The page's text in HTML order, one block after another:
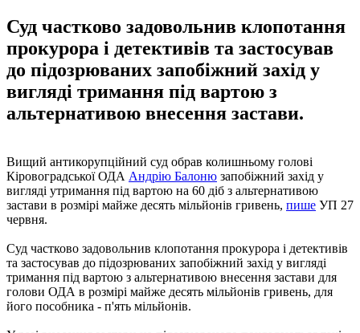
Суд частково задовольнив клопотання
прокурора і детективів та застосував
до підозрюваних запобіжний захід у
вигляді тримання під вартою з
альтернативою внесення застави.
Вищий антикорупційний суд обрав колишньому голові
Кіровоградської ОДА Андрію Балоню запобіжний захід у
вигляді утримання під вартою на 60 діб з альтернативою
застави в розмірі майже десять мільйонів гривень, пише УП 27
червня.
Суд частково задовольнив клопотання прокурора і детективів
та застосував до підозрюваних запобіжний захід у вигляді
тримання під вартою з альтернативою внесення застави для
голови ОДА в розмірі майже десять мільйонів гривень, для
його пособника - п'ять мільйонів.